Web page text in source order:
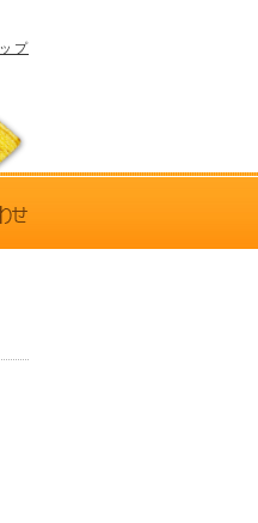
プ